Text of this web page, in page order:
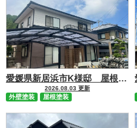
愛媛県新居浜市K様邸 屋根外壁塗装 施工事例
2026.08.03 更新
外壁塗装 屋根塗装